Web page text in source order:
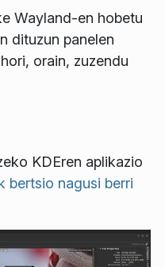
Wayland-en hobetu
dituzun panelen
orain, zuzendu
KDEren aplikazio
bertsio nagusi berri